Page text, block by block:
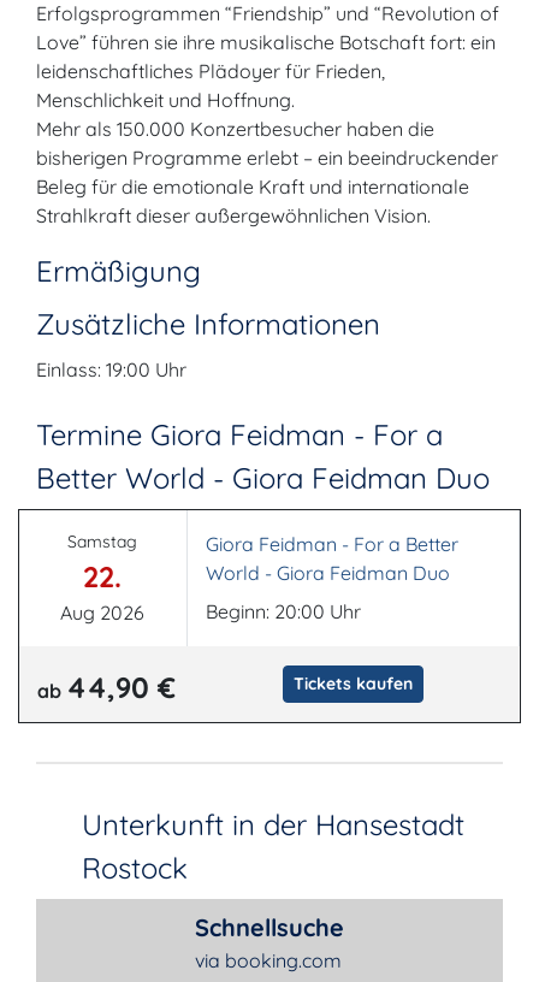
Erfolgsprogrammen “Friendship” und “Revolution of
Love” führen sie ihre musikalische Botschaft fort: ein
leidenschaftliches Plädoyer für Frieden,
Menschlichkeit und Hoffnung.
Mehr als 150.000 Konzertbesucher haben die
bisherigen Programme erlebt – ein beeindruckender
Beleg für die emotionale Kraft und internationale
Strahlkraft dieser außergewöhnlichen Vision.
Ermäßigung
Zusätzliche Informationen
Einlass: 19:00 Uhr
Termine Giora Feidman - For a
Better World - Giora Feidman Duo
Samstag
22.
Aug 2026
Giora Feidman - For a Better
World - Giora Feidman Duo
Beginn: 20:00 Uhr
ab 44,90 € Tickets kaufen
Unterkunft in der Hansestadt
Rostock
Schnellsuche
via booking.com